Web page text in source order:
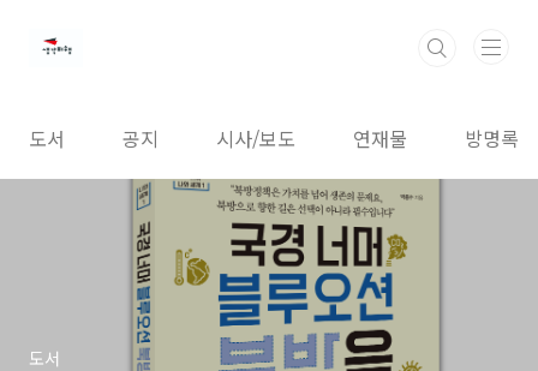
도서 공지 시사/보도 연재물 방명록
도서